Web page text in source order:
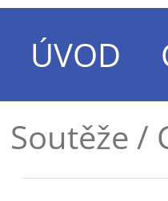
ÚVOD
Soutěže /